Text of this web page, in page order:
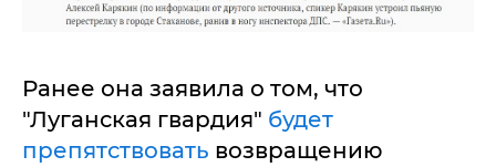
Ранее она заявила о том, что
"Луганская гвардия" будет
препятствовать возвращению